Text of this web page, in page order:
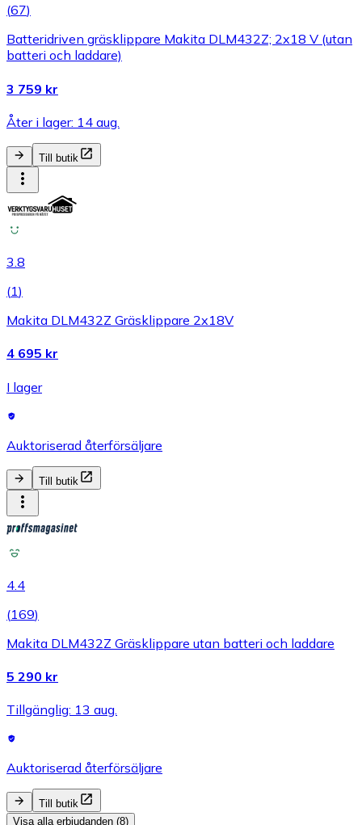
(67)
Batteridriven gräsklippare Makita DLM432Z; 2x18 V (utan
batteri och laddare)
3 759 kr
Åter i lager: 14 aug.
Till butik
3.8
(1)
Makita DLM432Z Gräsklippare 2x18V
4 695 kr
I lager
Auktoriserad återförsäljare
Till butik
4.4
(169)
Makita DLM432Z Gräsklippare utan batteri och laddare
5 290 kr
Tillgänglig: 13 aug.
Auktoriserad återförsäljare
Till butik
Visa alla erbjudanden (8)